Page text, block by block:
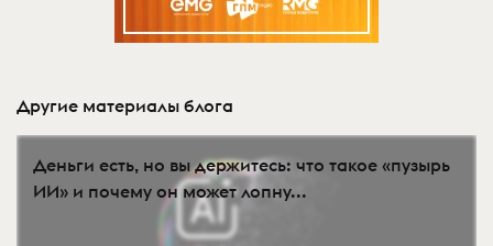
Другие материалы блога
Деньги есть, но вы держитесь: что такое «пузырь
ИИ» и почему он может лопну...